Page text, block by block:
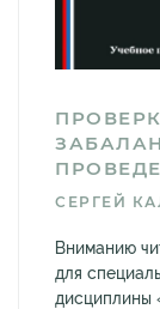
СЕРГЕЙ
Вниманию
для
дисциплины